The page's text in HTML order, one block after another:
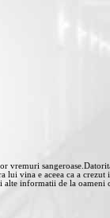
vremuri
vina e aceea ca a
informatii de la